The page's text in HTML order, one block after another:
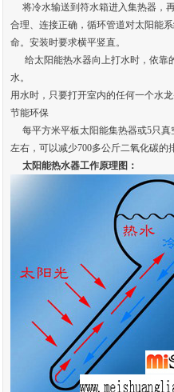
将冷水输送到符水箱进入集热器，
合理、连接正确，循环管道对太阳能
命。安装时要求横平竖直。
给太阳能热水器向上打水时，依靠
水。
用水时，只要打开室内的任何一个水
节能环保
每平方米平板太阳能集热器或5只真
左右，可以减少700多公斤二氧化碳
太阳能热水器工作原理图：